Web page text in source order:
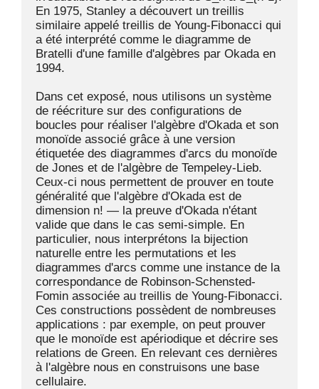
En 1975, Stanley a découvert un treillis
similaire appelé treillis de Young-Fibonacci qui
a été interprété comme le diagramme de
Bratelli d'une famille d'algèbres par Okada en
1994.
Dans cet exposé, nous utilisons un système
de réécriture sur des configurations de
boucles pour réaliser l'algèbre d'Okada et son
monoïde associé grâce à une version
étiquetée des diagrammes d'arcs du monoïde
de Jones et de l'algèbre de Tempeley-Lieb.
Ceux-ci nous permettent de prouver en toute
généralité que l'algèbre d'Okada est de
dimension n! — la preuve d'Okada n'étant
valide que dans le cas semi-simple. En
particulier, nous interprétons la bijection
naturelle entre les permutations et les
diagrammes d'arcs comme une instance de la
correspondance de Robinson-Schensted-
Fomin associée au treillis de Young-Fibonacci.
Ces constructions possèdent de nombreuses
applications : par exemple, on peut prouver
que le monoïde est apériodique et décrire ses
relations de Green. En relevant ces dernières
à l'algèbre nous en construisons une base
cellulaire.